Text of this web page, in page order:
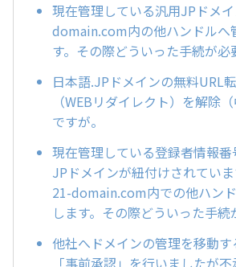
現在管理している汎用JPドメ
domain.com内の他ハンドルへ
す。その際どういった手続が必
日本語.JPドメインの無料URL
（WEBリダイレクト）を解除
ですが。
現在管理している登録者情報
JPドメインが紐付けされてい
21-domain.com内での他ハン
します。その際どういった手続
他社へドメインの管理を移動す
「事前承認」を行いましたが不